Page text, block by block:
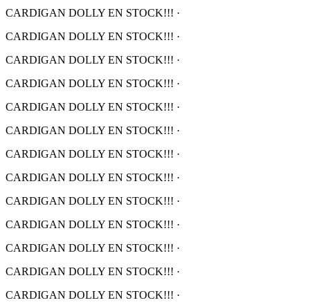
CARDIGAN DOLLY EN STOCK!!! ·
CARDIGAN DOLLY EN STOCK!!! ·
CARDIGAN DOLLY EN STOCK!!! ·
CARDIGAN DOLLY EN STOCK!!! ·
CARDIGAN DOLLY EN STOCK!!! ·
CARDIGAN DOLLY EN STOCK!!! ·
CARDIGAN DOLLY EN STOCK!!! ·
CARDIGAN DOLLY EN STOCK!!! ·
CARDIGAN DOLLY EN STOCK!!! ·
CARDIGAN DOLLY EN STOCK!!! ·
CARDIGAN DOLLY EN STOCK!!! ·
CARDIGAN DOLLY EN STOCK!!! ·
CARDIGAN DOLLY EN STOCK!!! ·